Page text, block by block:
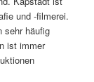
und -filmerei.
sehr häufig
ist immer